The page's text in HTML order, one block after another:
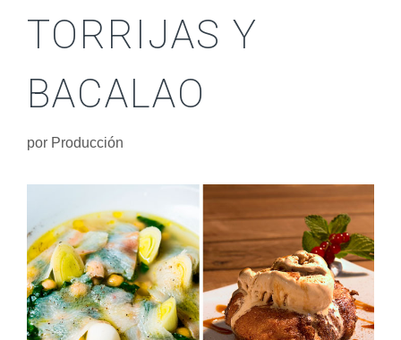
TORRIJAS Y
BACALAO
por Producción